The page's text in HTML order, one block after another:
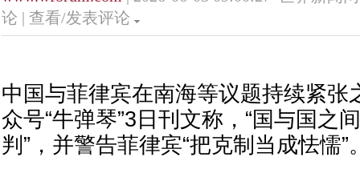
论 | 查看/发表评论
中国与菲律宾在南海等议题持续紧张
众号“牛弹琴”3日刊文称，“国与国之
判”，并警告菲律宾“把克制当成怯懦”